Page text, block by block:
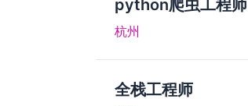
python爬虫工程师
杭州
全栈工程师